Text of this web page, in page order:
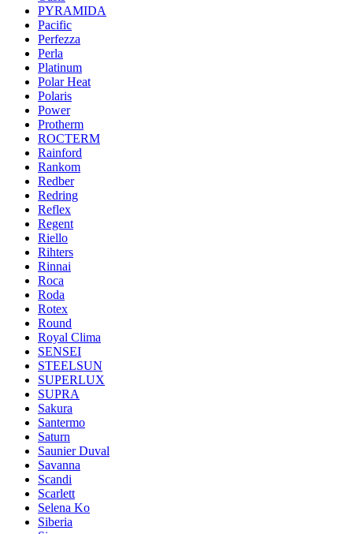
PYRAMIDA
Pacific
Perfezza
Perla
Platinum
Polar Heat
Polaris
Power
Protherm
ROCTERM
Rainford
Rankom
Redber
Redring
Reflex
Regent
Riello
Rihters
Rinnai
Roca
Roda
Rotex
Round
Royal Clima
SENSEI
STEELSUN
SUPERLUX
SUPRA
Sakura
Santermo
Saturn
Saunier Duval
Savanna
Scandi
Scarlett
Selena Ko
Siberia